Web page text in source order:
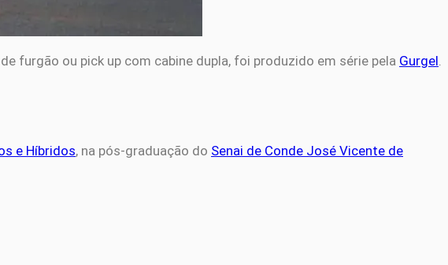
furgão ou pick up com cabine dupla, foi produzido em série pela Gurgel.
e Híbridos, na pós-graduação do Senai de Conde José Vicente de